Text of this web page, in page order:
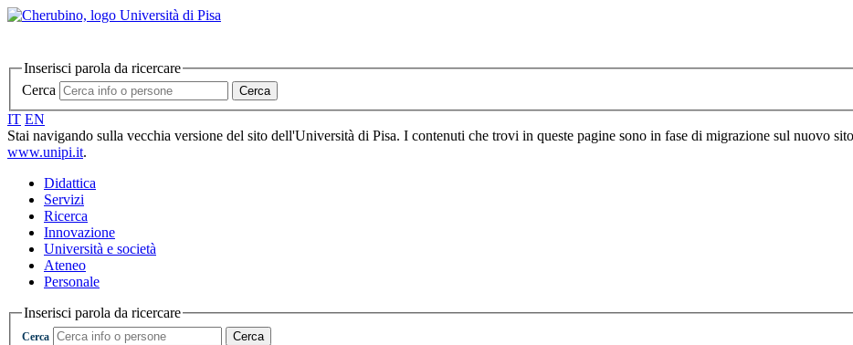
Inserisci parola da ricercare
Cerca
Cerca
IT EN
Stai navigando sulla vecchia versione del sito dell'Università di Pisa. I contenuti che trovi in queste pagine sono in fase di migrazione sul nuovo
www.unipi.it.
Didattica
Servizi
Ricerca
Innovazione
Università e società
Ateneo
Personale
Inserisci parola da ricercare
Cerca Cerca